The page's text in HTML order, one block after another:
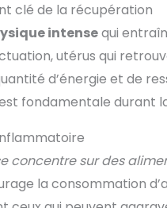
clé de la récupération
intensequi
utérus qui
d’énergie et de
fondamentale durant
sur des
la consommation